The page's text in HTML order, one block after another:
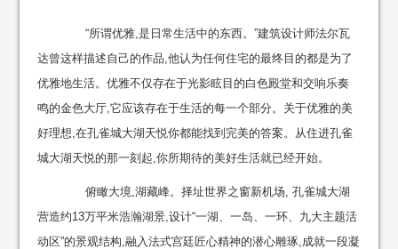
“所谓优雅,是日常生活中的东西。”建筑设计师法尔瓦
达曾这样描述自己的作品,他认为任何住宅的最终目的都是为了
优雅地生活。优雅不仅存在于光影眩目的白色殿堂和交响乐奏
鸣的金色大厅,它应该存在于生活的每一个部分。关于优雅的美
好理想,在孔雀城大湖天悦你都能找到完美的答案。从住进孔雀
城大湖天悦的那一刻起,你所期待的美好生活就已经开始。
俯瞰大境,湖藏峰。择址世界之窗新机场, 孔雀城大湖
营造约13万平米浩瀚湖景,设计“一湖、一岛、一环、九大主题活
动区”的景观结构,融入法式宫廷匠心精神的潜心雕琢,成就一段凝